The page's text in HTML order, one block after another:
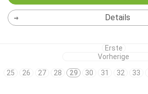
Details
Erste
Vorherige
25
26 27 28 29 30 31 32 33